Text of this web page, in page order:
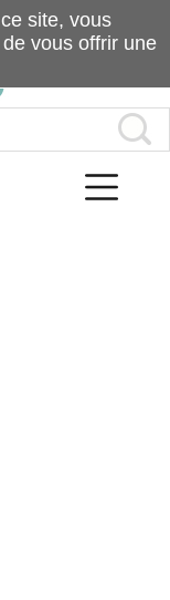
site, vous
vous offrir une